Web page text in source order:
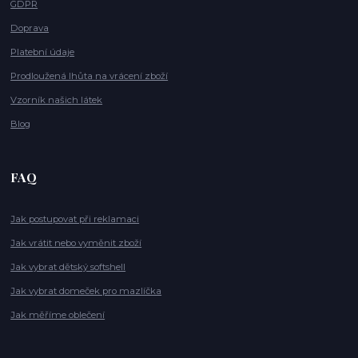
GDPR
Doprava
Platební údaje
Prodloužená lhůta na vrácení zboží
Vzorník našich látek
Blog
FAQ
Jak postupovat při reklamaci
Jak vrátit nebo vyměnit zboží
Jak vybrat dětský softshell
Jak vybrat domeček pro mazlíčka
Jak měříme oblečení